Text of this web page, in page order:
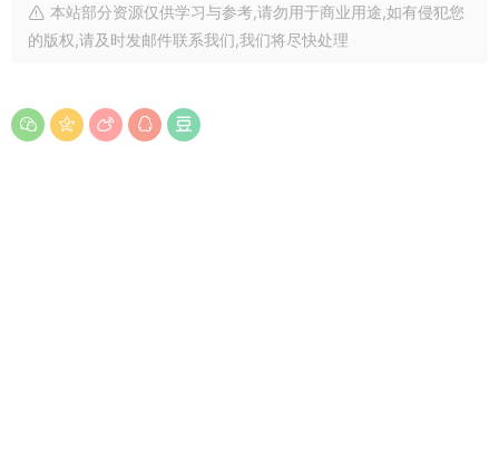
本站部分资源仅供学习与参考,请勿用于商业用途,如有侵犯您
的版权,请及时发邮件联系我们,我们将尽快处理